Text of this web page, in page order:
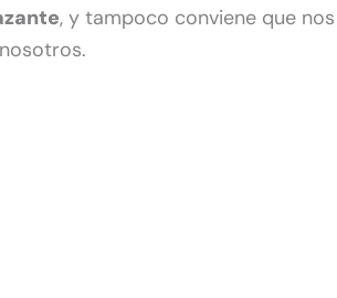
, y tampoco conviene que